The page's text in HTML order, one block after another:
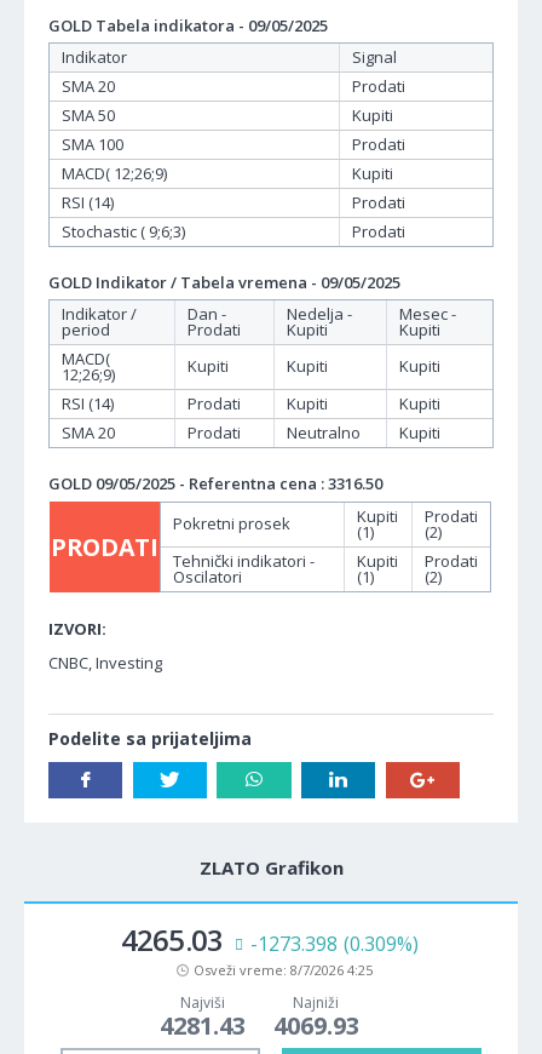
GOLD Tabela indikatora - 09/05/2025
Indikator
Signal
SMA 20
Prodati
SMA 50
Kupiti
SMA 100
Prodati
MACD( 12;26;9)
Kupiti
RSI (14)
Prodati
Stochastic ( 9;6;3)
Prodati
GOLD Indikator / Tabela vremena - 09/05/2025
Indikator /
period
Dan -
Prodati
Nedelja -
Kupiti
Mesec -
Kupiti
MACD(
12;26;9) Kupiti Kupiti
Kupiti
RSI (14)
Prodati Kupiti
Kupiti
SMA 20
Prodati Neutralno Kupiti
GOLD 09/05/2025 - Referentna cena : 3316.50
PRODATI
Pokretni prosek Kupiti
(1)
Prodati
(2)
Tehnički indikatori -
Oscilatori
Kupiti
(1)
Prodati
(2)
IZVORI:
CNBC, Investing
Podelite sa prijateljima
ZLATO Grafikon
4265.03 -1273.398 (0.309%)
Osveži vreme: 8/7/2026 4:25
Najviši
4281.43
Najniži
4069.93